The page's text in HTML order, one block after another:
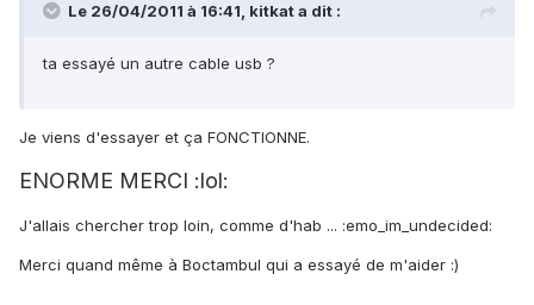
Le 26/04/2011 à 16:41, kitkat a dit :
ta essayé un autre cable usb ?
Je viens d'essayer et ça FONCTIONNE.
ENORME MERCI :lol:
J'allais chercher trop loin, comme d'hab ... :emo_im_undecided:
Merci quand même à Boctambul qui a essayé de m'aider :)